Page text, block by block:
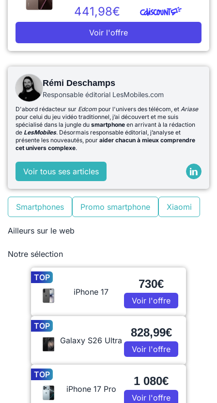
441,98€
Voir l'offre
Rémi Deschamps
Responsable éditorial LesMobiles.com
D'abord rédacteur sur Edcom pour l'univers des télécom, et Ariase
pour celui du jeu vidéo traditionnel, j’ai découvert et me suis
spécialisé dans la jungle du smartphone en arrivant à la rédaction
de LesMobiles. Désormais responsable éditorial, j’analyse et
présente les nouveautés, pour aider chacun à mieux comprendre
cet univers complexe.
Voir tous ses articles
Smartphones Promo smartphone Xiaomi
Ailleurs sur le web
Notre sélection
TOP
iPhone 17
730€
Voir l'offre
TOP
Galaxy S26 Ultra
828,99€
Voir l'offre
TOP
iPhone 17 Pro
1 080€
Voir l'offre